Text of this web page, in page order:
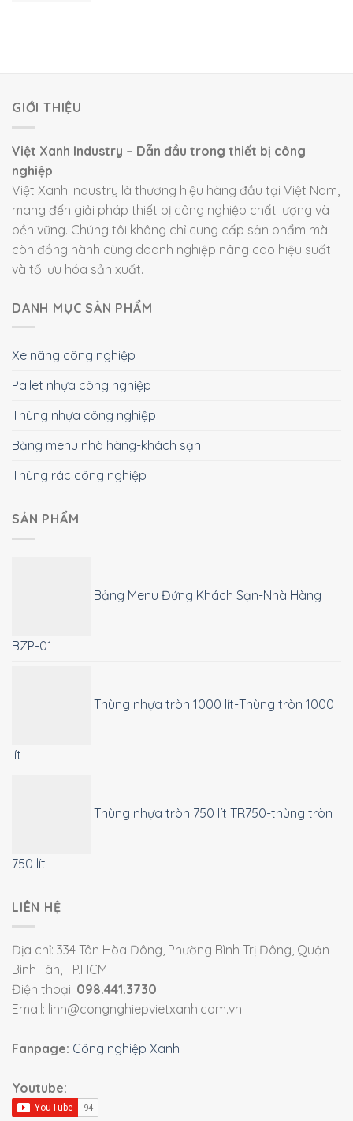
GIỚI THIỆU
Việt Xanh Industry – Dẫn đầu trong thiết bị công
nghiệp
Việt Xanh Industry là thương hiệu hàng đầu tại Việt Nam,
mang đến giải pháp thiết bị công nghiệp chất lượng và
bền vững. Chúng tôi không chỉ cung cấp sản phẩm mà
còn đồng hành cùng doanh nghiệp nâng cao hiệu suất
và tối ưu hóa sản xuất.
DANH MỤC SẢN PHẨM
Xe nâng công nghiệp
Pallet nhựa công nghiệp
Thùng nhựa công nghiệp
Bảng menu nhà hàng-khách sạn
Thùng rác công nghiệp
SẢN PHẨM
Bảng Menu Đứng Khách Sạn-Nhà Hàng
BZP-01
Thùng nhựa tròn 1000 lít-Thùng tròn 1000
lít
Thùng nhựa tròn 750 lít TR750-thùng tròn
750 lít
LIÊN HỆ
Địa chỉ: 334 Tân Hòa Đông, Phường Bình Trị Đông, Quận
Bình Tân, TP.HCM
Điện thoại: 098.441.3730
Email: linh@congnghiepvietxanh.com.vn
Fanpage: Công nghiệp Xanh
Youtube: